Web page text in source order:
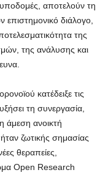
αποτελούν τη
επιστημονικό διάλογο,
της
της ανάλυσης και
κατέδειξε τις
τη συνεργασία,
άμεση ανοικτή
ζωτικής σημασίας
θεραπείες,
Open Research